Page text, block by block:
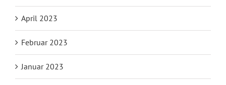
April 2023
Februar 2023
Januar 2023